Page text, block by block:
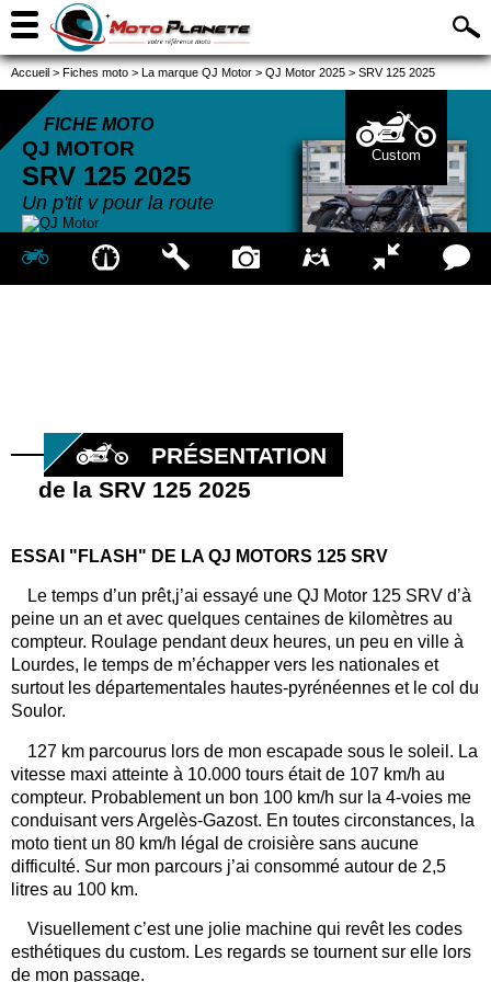
Accueil > Fiches moto > La marque QJ Motor > QJ Motor 2025 > SRV 125 2025
FICHE MOTO
QJ MOTOR
SRV 125 2025
Un p'tit v pour la route
Custom
PRÉSENTATION
de la SRV 125 2025
ESSAI "FLASH" DE LA QJ MOTORS 125 SRV
Le temps d’un prêt,j’ai essayé une QJ Motor 125 SRV d’à
peine un an et avec quelques centaines de kilomètres au
compteur. Roulage pendant deux heures, un peu en ville à
Lourdes, le temps de m’échapper vers les nationales et
surtout les départementales hautes-pyrénéennes et le col du
Soulor.
127 km parcourus lors de mon escapade sous le soleil. La
vitesse maxi atteinte à 10.000 tours était de 107 km/h au
compteur. Probablement un bon 100 km/h sur la 4-voies me
conduisant vers Argelès-Gazost. En toutes circonstances, la
moto tient un 80 km/h légal de croisière sans aucune
difficulté. Sur mon parcours j’ai consommé autour de 2,5
litres au 100 km.
Visuellement c’est une jolie machine qui revêt les codes
esthétiques du custom. Les regards se tournent sur elle lors
de mon passage.